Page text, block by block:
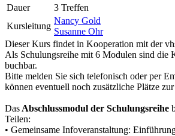
Dauer
3 Treffen
Kursleitung
Nancy Gold
Susanne Ohr
Dieser Kurs findet in Kooperation mit der
Als Schulungsreihe mit 6 Modulen sind die
buchbar.
Bitte melden Sie sich telefonisch oder per
können eventuell noch zusätzliche Plätze
Das Abschlussmodul der Schulungsreihe
Teilen:
• Gemeinsame Infoveranstaltung: